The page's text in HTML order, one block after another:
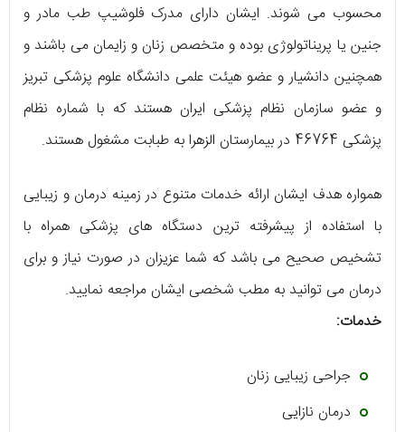
محسوب می شوند. ایشان دارای مدرک فلوشیپ طب مادر و
جنین یا پریناتولوژی بوده و متخصص زنان و زایمان می باشند و
همچنین دانشیار و عضو هیئت علمی دانشگاه علوم پزشکی تبریز
و عضو سازمان نظام پزشکی ایران هستند که با شماره نظام
پزشکی 46764 در بیمارستان الزهرا به طبابت مشغول هستند.
همواره هدف ایشان ارائه خدمات متنوع در زمینه درمان و زیبایی
با استفاده از پیشرفته ترین دستگاه های پزشکی همراه با
تشخیص صحیح می باشد که شما عزیزان در صورت نیاز و برای
درمان می توانید به مطب شخصی ایشان مراجعه نمایید.
خدمات:
جراحی زیبایی زنان
درمان نازایی